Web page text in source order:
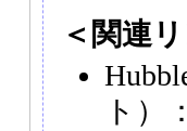
＜関連
ト）：